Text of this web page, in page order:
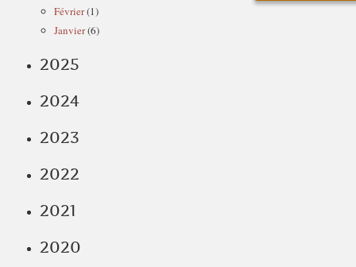
Février(1)
Janvier(6)
2025
2024
2023
2022
2021
2020